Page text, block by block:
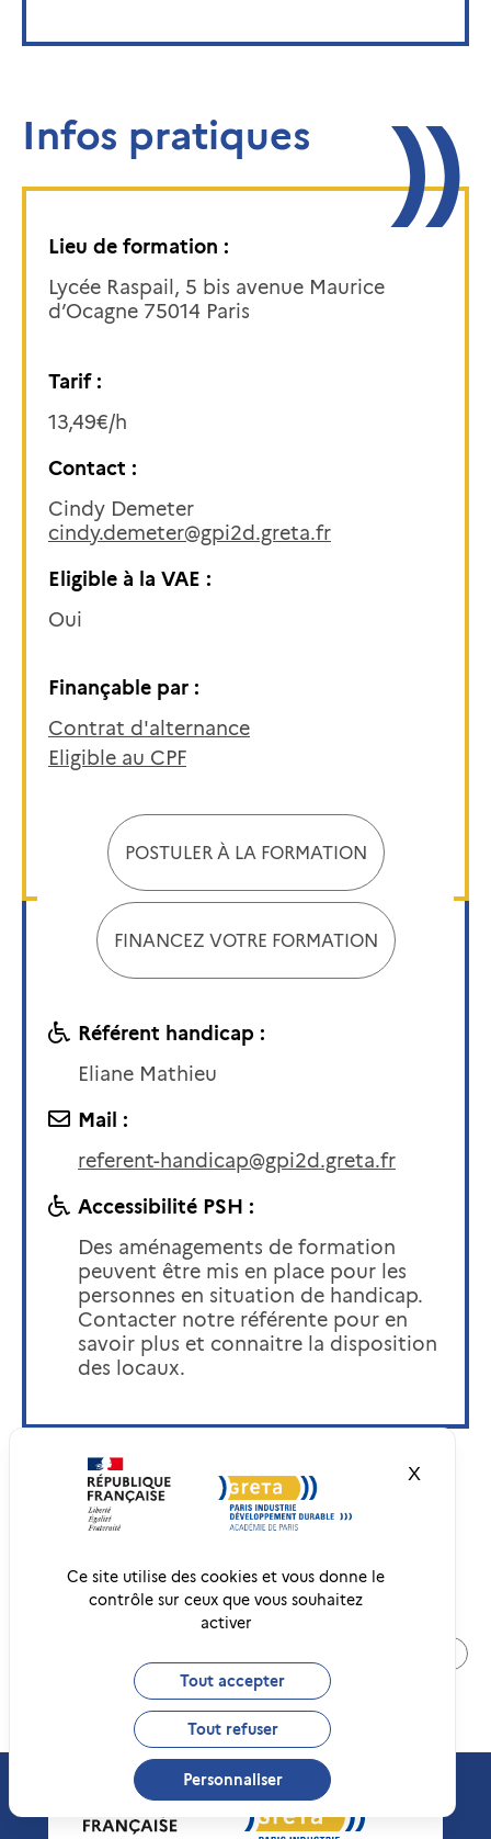
Ce site utilise des cookies et vous donne le
contrôle sur ceux que vous souhaitez
activer
Tout accepter
Tout refuser
Personnaliser
X
Infos pratiques
Lieu de formation :
Lycée Raspail, 5 bis avenue Maurice
d’Ocagne 75014 Paris
Tarif :
13,49€/h
Contact :
Cindy Demeter
cindy.demeter@gpi2d.greta.fr
Eligible à la VAE :
Oui
Finançable par :
Contrat d'alternance
Eligible au CPF
POSTULER À LA FORMATION
FINANCEZ VOTRE FORMATION
Référent handicap :
Eliane Mathieu
Mail :
referent-handicap@gpi2d.greta.fr
Accessibilité PSH :
Des aménagements de formation
peuvent être mis en place pour les
personnes en situation de handicap.
Contacter notre référente pour en
savoir plus et connaitre la disposition
des locaux.
LOCALISER